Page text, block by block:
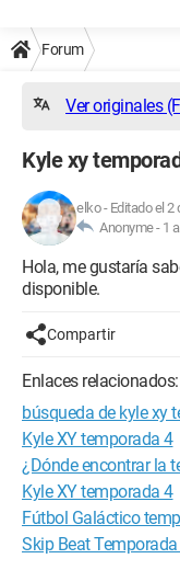
Forum
Ver originales
Kyle xy
elko- Editado el 2
Anonyme - 1
Hola, me gustaría
disponible.
Compartir
Enlaces relacionados:
búsqueda de kyle xy
Kyle XY temporada 4
¿Dónde encontrar la
Kyle XY temporada 4
Fútbol Galáctico
Skip Beat